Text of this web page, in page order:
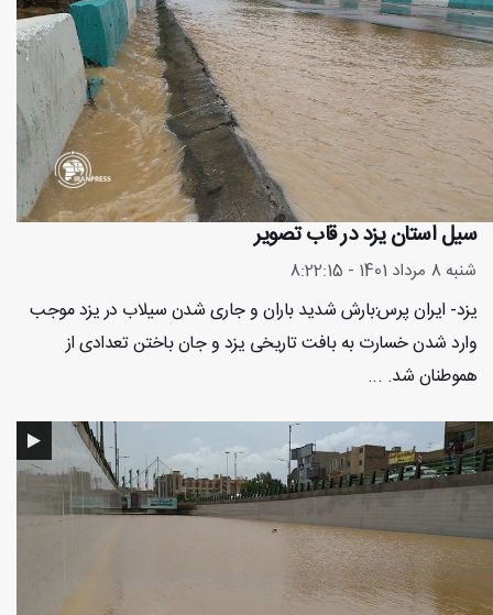
سیل استان یزد در قاب تصویر
شنبه 8 مرداد 1401 - 8:22:15
یزد- ایران پرس:بارش شدید باران و جاری شدن سیلاب در یزد موجب
وارد شدن خسارت به بافت تاریخی یزد و جان باختن تعدادی از
هموطنان شد. ...